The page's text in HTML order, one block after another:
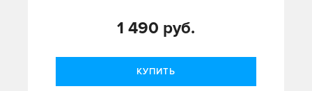
1 490 руб.
КУПИТЬ